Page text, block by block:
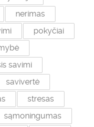
nerimas
pokyčiai
savimi
savivertė
stresas
sąmoningumas